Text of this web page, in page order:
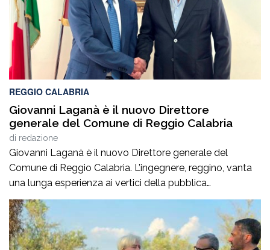
REGGIO CALABRIA
Giovanni Laganà è il nuovo Direttore
generale del Comune di Reggio Calabria
di redazione
Giovanni Laganà è il nuovo Direttore generale del
Comune di Reggio Calabria. L’ingegnere, reggino, vanta
una lunga esperienza ai vertici della pubblica
amministrazione e della gestione delle infrastrutture in
Calabria ed in Sicilia. È stato Vice Direttore regionale
Anas Sicilia, Capo Compartimento Anas Calabria,
Direttore generale della Regione Calabria e Direttore